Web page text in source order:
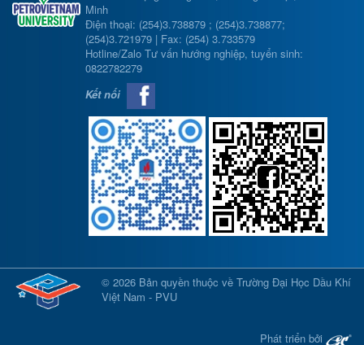
Minh
Điện thoại: (254)3.738879 ; (254)3.738877;
(254)3.721979 | Fax: (254) 3.733579
Hotline/Zalo Tư vấn hướng nghiệp, tuyển sinh:
0822782279
Kết nối
© 2026 Bản quyền thuộc về Trường Đại Học Dầu Khí
Việt Nam - PVU
Phát triển bởi